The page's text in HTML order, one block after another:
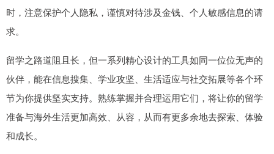
时，注意保护个人隐私，谨慎对待涉及金钱、个人敏感信息的请
求。
留学之路道阻且长，但一系列精心设计的工具如同一位位无声的
伙伴，能在信息搜集、学业攻坚、生活适应与社交拓展等各个环
节为你提供坚实支持。熟练掌握并合理运用它们，将让你的留学
准备与海外生活更加高效、从容，从而有更多余地去探索、体验
和成长。